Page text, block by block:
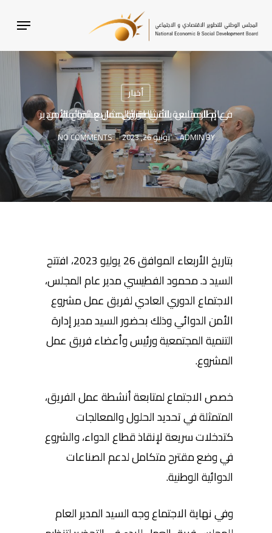
MAIN
MENU
أخبار
في إطار متابعة الأنشطة والمشاريع القائمة، مدير عام المجلس يلتقي بفريق عمل مشروع الأمن الدوائي.
BY
ADMIN يوليو 26, 2023 NO COMMENTS
بتاريخ الأربعاء الموافق 26 يوليو 2023، افتتح
السيد د. محمود الفطيسي مدير عام المجلس،
الاجتماع الدوري العادي لفريق عمل مشروع
الأمن الدوائي وذلك بحضور السيد مدير إدارة
التنمية المجتمعية ورئيس وأعضاء فريق عمل
المشروع.
خصص الاجتماع لمتابعة أنشطة عمل الفريق،
المتمثلة في تحديد الحلول والمعالجات
كتدخلات سريعة لإنقاذ قطاع الدواء، والشروع
في وضع مقترح متكامل لدعم الصناعات
الدوائية الوطنية.
وفي نهاية الاجتماع وجه السيد المدير العام